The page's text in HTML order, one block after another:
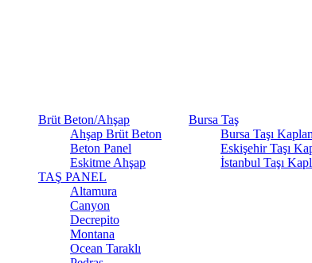
Brüt Beton/Ahşap
Ahşap Brüt Beton
Beton Panel
Eskitme Ahşap
Bursa Taş
Bursa Taşı
Eskişehir Taşı
İstanbul Taşı
TAŞ PANEL
Altamura
Canyon
Decrepito
Montana
Ocean Taraklı